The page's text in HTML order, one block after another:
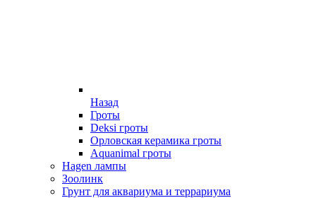
Назад
Гроты
Deksi гроты
Орловская керамика гроты
Aquanimal гроты
Hagen лампы
Зоолинк
Грунт для аквариума и террариума